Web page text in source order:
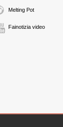
Melting Pot
Fainotizia video